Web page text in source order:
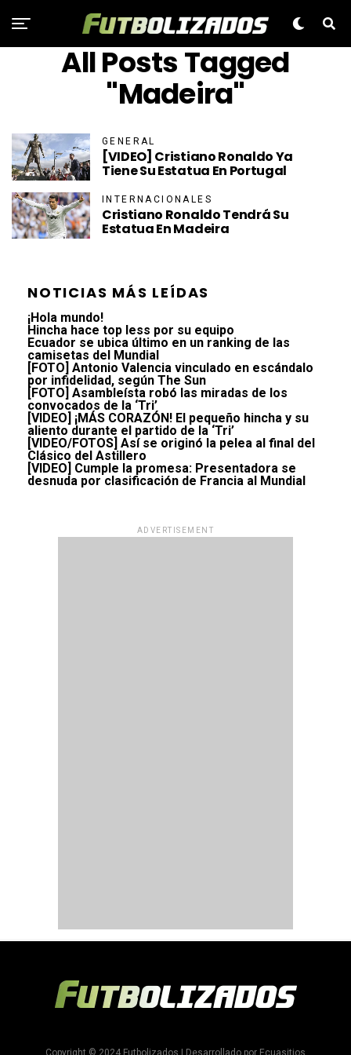
All Posts Tagged
"Madeira"
GENERAL
[VIDEO] Cristiano Ronaldo Ya
Tiene Su Estatua En Portugal
INTERNACIONALES
Cristiano Ronaldo Tendrá Su
Estatua En Madeira
NOTICIAS MÁS LEÍDAS
¡Hola mundo!
Hincha hace top less por su equipo
Ecuador se ubica último en un ranking de las
camisetas del Mundial
[FOTO] Antonio Valencia vinculado en escándalo
por infidelidad, según The Sun
[FOTO] Asambleísta robó las miradas de los
convocados de la ‘Tri’
[VIDEO] ¡MÁS CORAZÓN! El pequeño hincha y su
aliento durante el partido de la ‘Tri’
[VIDEO/FOTOS] Así se originó la pelea al final del
Clásico del Astillero
[VIDEO] Cumple la promesa: Presentadora se
desnuda por clasificación de Francia al Mundial
ADVERTISEMENT
Copyright © 2024 Futbolizados | Desarrollado por Ecuasitios